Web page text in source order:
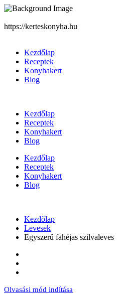
https://kerteskonyha.hu
Kezdőlap
Receptek
Konyhakert
Blog
Kezdőlap
Receptek
Konyhakert
Blog
Kezdőlap
Receptek
Konyhakert
Blog
Kezdőlap
Levesek
Egyszerű fahéjas szilvaleves
Olvasási mód indítása